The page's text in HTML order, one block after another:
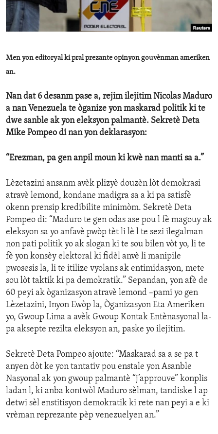
ENVIRONMENT AND HEALTH
IDEALS AND INSTITUTIONS
Men yon editoryal ki pral prezante opinyon gouvènman ameriken
an.
Nan dat 6 desanm pase a, rejim ilejitim Nicolas Maduro
a nan Venezuela te òganize yon maskarad politik ki te
dwe sanble ak yon eleksyon palmantè. Sekretè Deta
Mike Pompeo di nan yon deklarasyon:
“Erezman, pa gen anpil moun ki kwè nan manti sa a.”
Lèzetazini ansanm avèk plizyè douzèn lòt demokrasi
atravè lemond, kondane madigra sa a ki pa satisfè
okenn prensip kredibilite minimòm. Sekretè Deta
Pompeo di: “Maduro te gen odas ase pou l fè magouy ak
eleksyon sa yo anfavè pwòp tèt li lè l te sezi ilegalman
non pati politik yo ak slogan ki te sou bilen vòt yo, li te
fè yon konsèy elektoral ki fidèl anvè li manipile
pwosesis la, li te itilize vyolans ak entimidasyon, mete
sou lòt taktik ki pa demokratik.” Sepandan, yon afè de
60 peyi ak òganizasyon atravè lemond –pami yo gen
Lèzetazini, Inyon Ewòp la, Òganizasyon Eta Ameriken
yo, Gwoup Lima a avèk Gwoup Kontak Entènasyonal la-
pa aksepte rezilta eleksyon an, paske yo ilejitim.
Sekretè Deta Pompeo ajoute: “Maskarad sa a se pa t
anyen dòt ke yon tantativ pou enstale yon Asanble
Nasyonal ak yon gwoup palmantè “j’approuve” konplis
ladan l, ki anba kontwòl Maduro sèlman, tandiske l ap
detwi sèl enstitisyon demokratik ki rete nan peyi a e ki
vrèman reprezante pèp venezuelyen an.”